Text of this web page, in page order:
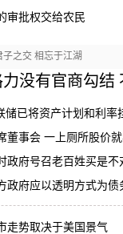
审批权交给农民
之交 相忘于江湖
没有官商勾结
储已将资产计划和利率
董事会 一上厕所股价
政府号召老百姓买是不
政府应以透明方式为债
走势取决于美国景气